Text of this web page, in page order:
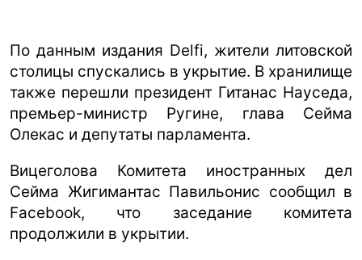
По данным издания Delfi, жители литовской
столицы спускались в укрытие. В хранилище
также перешли президент Гитанас Науседа,
премьер-министр Ругине, глава Сейма
Олекас и депутаты парламента.
Вицеголова Комитета иностранных дел
Сейма Жигимантас Павильонис сообщил в
Facebook, что заседание комитета
продолжили в укрытии.